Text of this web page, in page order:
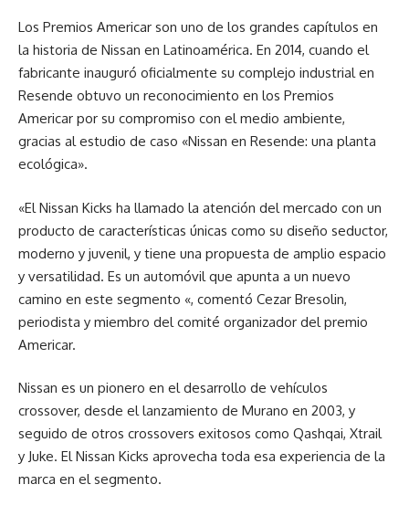
Los Premios Americar son uno de los grandes capítulos en
la historia de Nissan en Latinoamérica. En 2014, cuando el
fabricante inauguró oficialmente su complejo industrial en
Resende obtuvo un reconocimiento en los Premios
Americar por su compromiso con el medio ambiente,
gracias al estudio de caso «Nissan en Resende: una planta
ecológica».
«El Nissan Kicks ha llamado la atención del mercado con un
producto de características únicas como su diseño seductor,
moderno y juvenil, y tiene una propuesta de amplio espacio
y versatilidad. Es un automóvil que apunta a un nuevo
camino en este segmento «, comentó Cezar Bresolin,
periodista y miembro del comité organizador del premio
Americar.
Nissan es un pionero en el desarrollo de vehículos
crossover, desde el lanzamiento de Murano en 2003, y
seguido de otros crossovers exitosos como Qashqai, Xtrail
y Juke. El Nissan Kicks aprovecha toda esa experiencia de la
marca en el segmento.